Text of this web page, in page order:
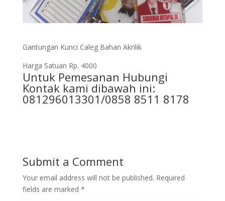
Gantungan Kunci Caleg Bahan Akrilik
Harga Satuan Rp. 4000
Untuk Pemesanan Hubungi
Kontak kami dibawah ini:
081296013301/0858 8511 8178
Submit a Comment
Your email address will not be published. Required
fields are marked *